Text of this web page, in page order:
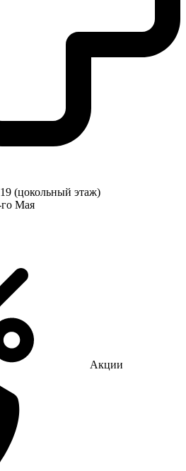
(цокольный этаж)
Мая
Акции